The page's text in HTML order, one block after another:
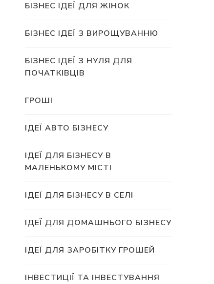
БІЗНЕС ІДЕЇ ДЛЯ ЖІНОК
БІЗНЕС ІДЕЇ З ВИРОЩУВАННЮ
БІЗНЕС ІДЕЇ З НУЛЯ ДЛЯ
ПОЧАТКІВЦІВ
ГРОШІ
ІДЕЇ АВТО БІЗНЕСУ
ІДЕЇ ДЛЯ БІЗНЕСУ В
МАЛЕНЬКОМУ МІСТІ
ІДЕЇ ДЛЯ БІЗНЕСУ В СЕЛІ
ІДЕЇ ДЛЯ ДОМАШНЬОГО БІЗНЕСУ
ІДЕЇ ДЛЯ ЗАРОБІТКУ ГРОШЕЙ
ІНВЕСТИЦІЇ ТА ІНВЕСТУВАННЯ